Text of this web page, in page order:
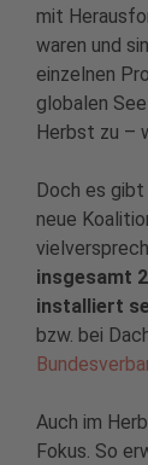
mit
waren und
einzelnen
globalen
Herbst zu –
Doch es
neue
insgesamt
installiert
bzw. bei
Auch im
Fokus. So